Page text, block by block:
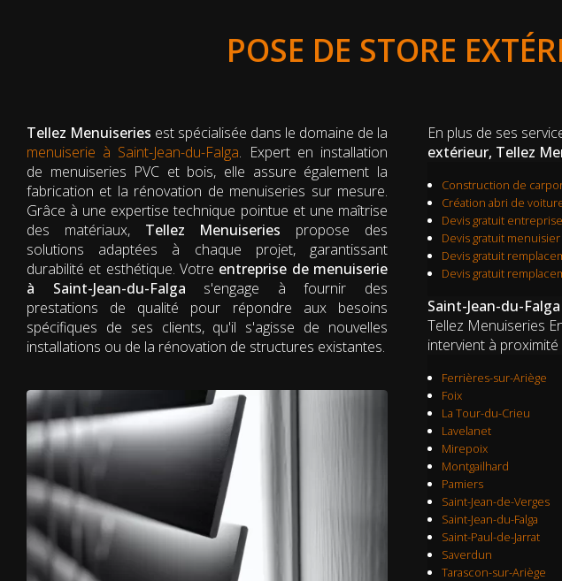
POSE DE STORE
Tellez Menuiseries est spécialisée dans le domaine de la
menuiserie à Saint-Jean-du-Falga. Expert en installation
de menuiseries PVC et bois, elle assure également la
fabrication et la rénovation de menuiseries sur mesure.
Grâce à une expertise technique pointue et une maîtrise
des matériaux, Tellez Menuiseries propose des
solutions adaptées à chaque projet, garantissant
durabilité et esthétique. Votre entreprise de menuiserie
à Saint-Jean-du-Falga s'engage à fournir des
prestations de qualité pour répondre aux besoins
spécifiques de ses clients, qu'il s'agisse de nouvelles
installations ou de la rénovation de structures existantes.
En plus de ses
extérieur, Tellez
Construction de
Création abri de
Devis gratuit
Devis gratuit menuisier
Devis gratuit
Devis gratuit
Saint-Jean-du-Falga
Tellez Menuiseries
intervient à proximité
Ferrières-sur-Ariège
Foix
La Tour-du-Crieu
Lavelanet
Mirepoix
Montgailhard
Pamiers
Saint-Jean-de-Verges
Saint-Jean-du-Falga
Saint-Paul-de-Jarrat
Saverdun
Tarascon-sur-Ariège